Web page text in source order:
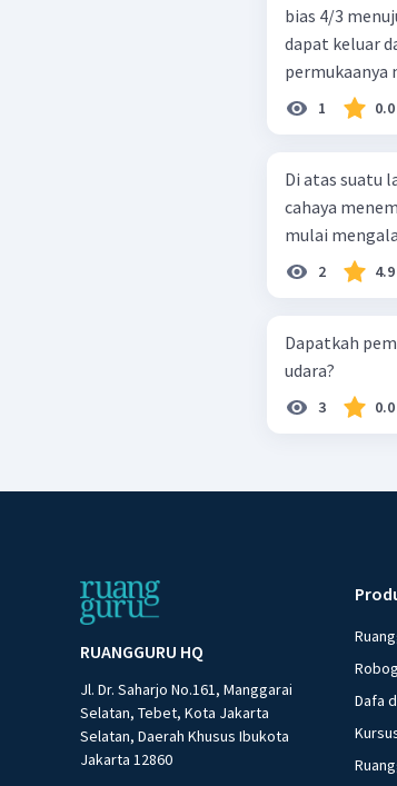
bias 4/3
dapat keluar
permukaanya
1 0.0
Di atas suatu
cahaya
mulai
2 4.9
Dapatkah
udara?
3 0.0
RUANGGURU HQ
Jl. Dr. Saharjo No.161, Manggarai
Selatan, Tebet, Kota Jakarta
Selatan, Daerah Khusus Ibukota
Jakarta 12860
Dafa